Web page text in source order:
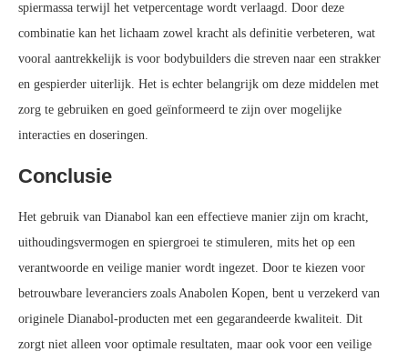
spiermassa terwijl het vetpercentage wordt verlaagd. Door deze
combinatie kan het lichaam zowel kracht als definitie verbeteren, wat
vooral aantrekkelijk is voor bodybuilders die streven naar een strakker
en gespierder uiterlijk. Het is echter belangrijk om deze middelen met
zorg te gebruiken en goed geïnformeerd te zijn over mogelijke
interacties en doseringen.
Conclusie
Het gebruik van Dianabol kan een effectieve manier zijn om kracht,
uithoudingsvermogen en spiergroei te stimuleren, mits het op een
verantwoorde en veilige manier wordt ingezet. Door te kiezen voor
betrouwbare leveranciers zoals Anabolen Kopen, bent u verzekerd van
originele Dianabol-producten met een gegarandeerde kwaliteit. Dit
zorgt niet alleen voor optimale resultaten, maar ook voor een veilige